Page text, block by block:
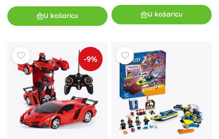
U košaricu U košaricu
-9%